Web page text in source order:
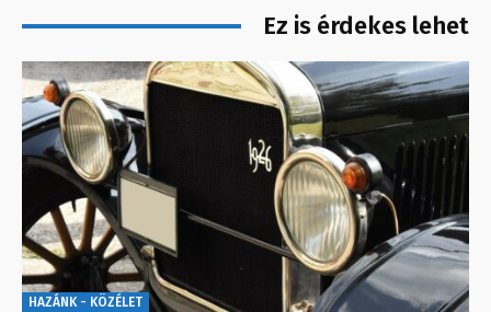
Ez is érdekes lehet
HAZÁNK - KÖZÉLET